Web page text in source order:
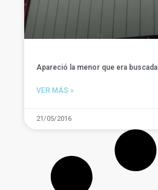
Apareció la menor que era buscada
VER MÁS »
21/05/2016